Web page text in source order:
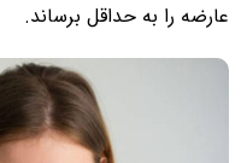
عارضه را به حداقل برساند.